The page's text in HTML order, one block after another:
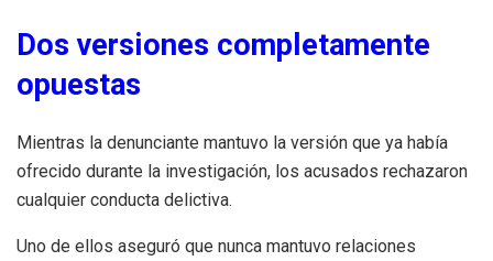
Dos versiones completamente
opuestas
Mientras la denunciante mantuvo la versión que ya había
ofrecido durante la investigación, los acusados rechazaron
cualquier conducta delictiva.
Uno de ellos aseguró que nunca mantuvo relaciones